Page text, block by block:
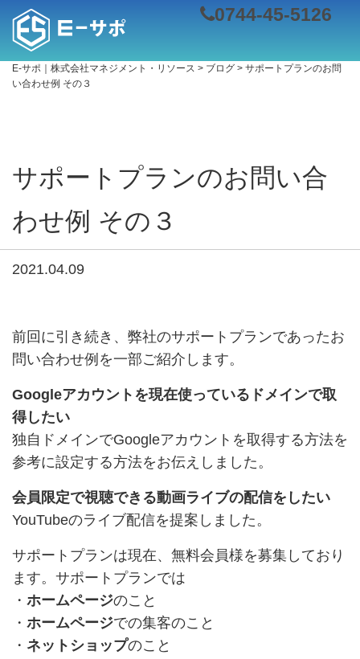
0744-45-5126
E-サポ｜株式会社マネジメント・リソース > ブログ > サポートプランのお問
い合わせ例 その３
サポートプランのお問い合
わせ例 その３
2021.04.09
前回に引き続き、弊社のサポートプランであったお
問い合わせ例を一部ご紹介します。
Googleアカウントを現在使っているドメインで取
得したい
独自ドメインでGoogleアカウントを取得する方法を
参考に設定する方法をお伝えしました。
会員限定で視聴できる動画ライブの配信をしたい
YouTubeのライブ配信を提案しました。
サポートプランは現在、無料会員様を募集しており
ます。サポートプランでは
・ ホームページのこと
・ ホームページでの集客のこと
・ ネットショップのこと